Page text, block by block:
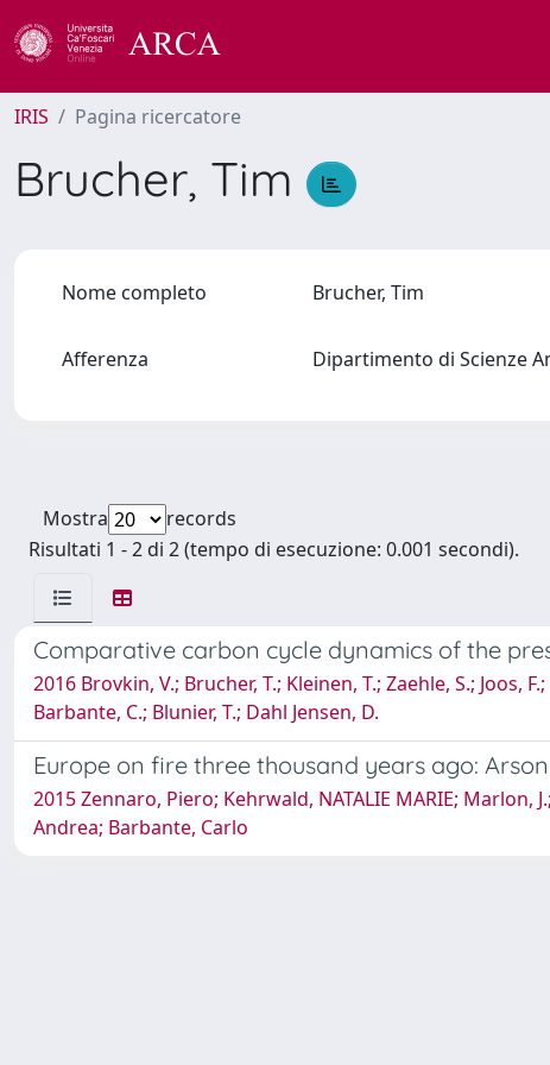
IRIS Pagina ricercatore
Brucher, Tim
Nome completo Brucher, Tim
Afferenza Dipartimento di Scienze
Mostra
records
Risultati 1 - 2 di 2 (tempo di esecuzione: 0.001 secondi).
Comparative carbon cycle dynamics of the
2016 Brovkin, V.; Brucher, T.; Kleinen, T.; Zaehle, S.; Joos,
Barbante, C.; Blunier, T.; Dahl Jensen, D.
Europe on fire three thousand years ago:
2015 Zennaro, Piero; Kehrwald, NATALIE MARIE; Marlon,
Andrea; Barbante, Carlo